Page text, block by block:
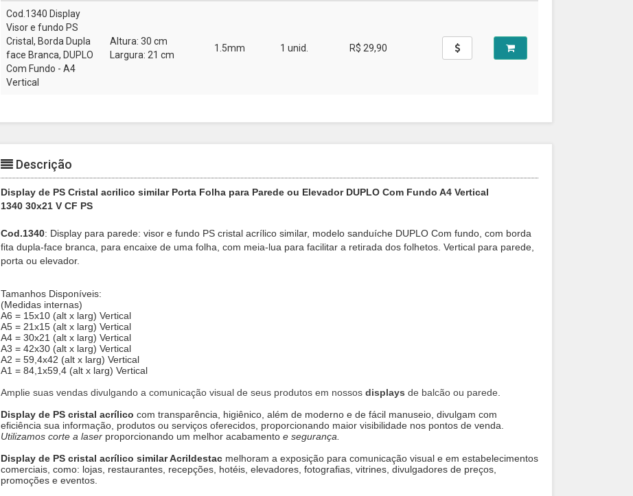
Cod.1340 Display
Visor e fundo PS
Cristal, Borda Dupla
face Branca, DUPLO
Com Fundo - A4
Vertical
Altura: 30 cm
Largura: 21 cm
1.5mm 1 unid. R$ 29,90
Descrição
Display de PS Cristal acrilico similar Porta Folha para Parede ou Elevador DUPLO Com Fundo A4 Vertical
1340 30x21 V CF PS
Cod.1340: Display para parede: visor e fundo PS cristal acrílico similar, modelo sanduíche DUPLO Com fundo, com borda
fita dupla-face branca, para encaixe de uma folha, com meia-lua para facilitar a retirada dos folhetos. Vertical para parede,
porta ou elevador.
Tamanhos Disponíveis:
(Medidas internas)
A6 = 15x10 (alt x larg) Vertical
A5 = 21x15 (alt x larg) Vertical
A4 = 30x21 (alt x larg) Vertical
A3 = 42x30 (alt x larg) Vertical
A2 = 59,4x42 (alt x larg) Vertical
A1 = 84,1x59,4 (alt x larg) Vertical
Amplie suas vendas divulgando a comunicação visual de seus produtos em nossos displays de balcão ou parede
Display de PS cristal acrílico com transparência, higiênico, além de moderno e de fácil manuseio, divulgam com
eficiência sua informação, produtos ou serviços oferecidos, proporcionando maior visibilidade nos pontos de venda.
Utilizamos corte a laser proporcionando um melhor acabamento e segurança.
Display de PS cristal acrílico similar Acrildestac melhoram a exposição para comunicação visual e em estabelecimentos
comerciais, como: lojas, restaurantes, recepções, hotéis, elevadores, fotografias, vitrines, divulgadores de preços,
promoções e eventos.